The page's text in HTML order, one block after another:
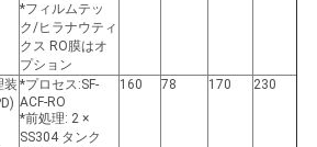
*フィルムテッ
ク/ヒラナウティ
クス RO膜はオ
プション
装 *プロセス:SF-
ACF-RO
*前処理: 2 ×
SS304 タンク
160 78 170 230